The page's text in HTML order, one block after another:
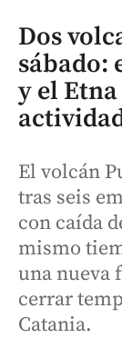
Dos
sábado:
y el
El volcán
tras seis
con caída
mismo
una nueva
cerrar
Catania.